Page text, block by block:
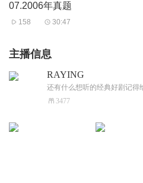
07.2006年真题
158 30:47
主播信息
RAYING
还有什么想听的经典好剧记得
3477